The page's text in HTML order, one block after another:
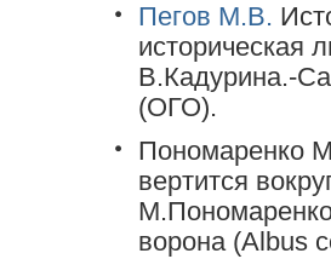
Пегов М.В.
историческая
В.Кадурина.-
(ОГО).
Пономаренко
вертится
ворона (Albus